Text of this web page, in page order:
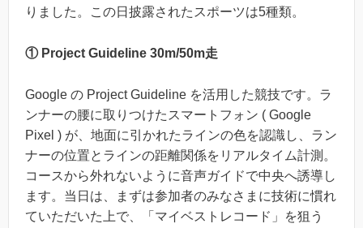
りました。この日披露されたスポーツは5種類。
① Project Guideline 30m/50m走
Google の Project Guideline を活用した競技です。ラ
ンナーの腰に取りつけたスマートフォン ( Google
Pixel ) が、地面に引かれたラインの色を認識し、ラン
ナーの位置とラインの距離関係をリアルタイム計測。
コースから外れないように音声ガイドで中央へ誘導し
ます。当日は、まずは参加者のみなさまに技術に慣れ
ていただいた上で、「マイベストレコード」を狙う